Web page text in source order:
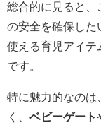
総合的に見ると、
の安全を確保した
使える育児アイテ
です。
特に魅力的なのは
く、 ベビーゲート